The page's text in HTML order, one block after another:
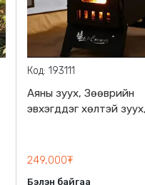
Код: 193111
Аяны зуух, Зөөврийн
эвхэгддэг хөлтэй
хэмжээтэй
249,000₮
Бэлэн байгаа